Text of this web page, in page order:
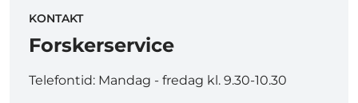
KONTAKT
Forskerservice
Telefontid: Mandag - fredag kl. 9.30-10.30